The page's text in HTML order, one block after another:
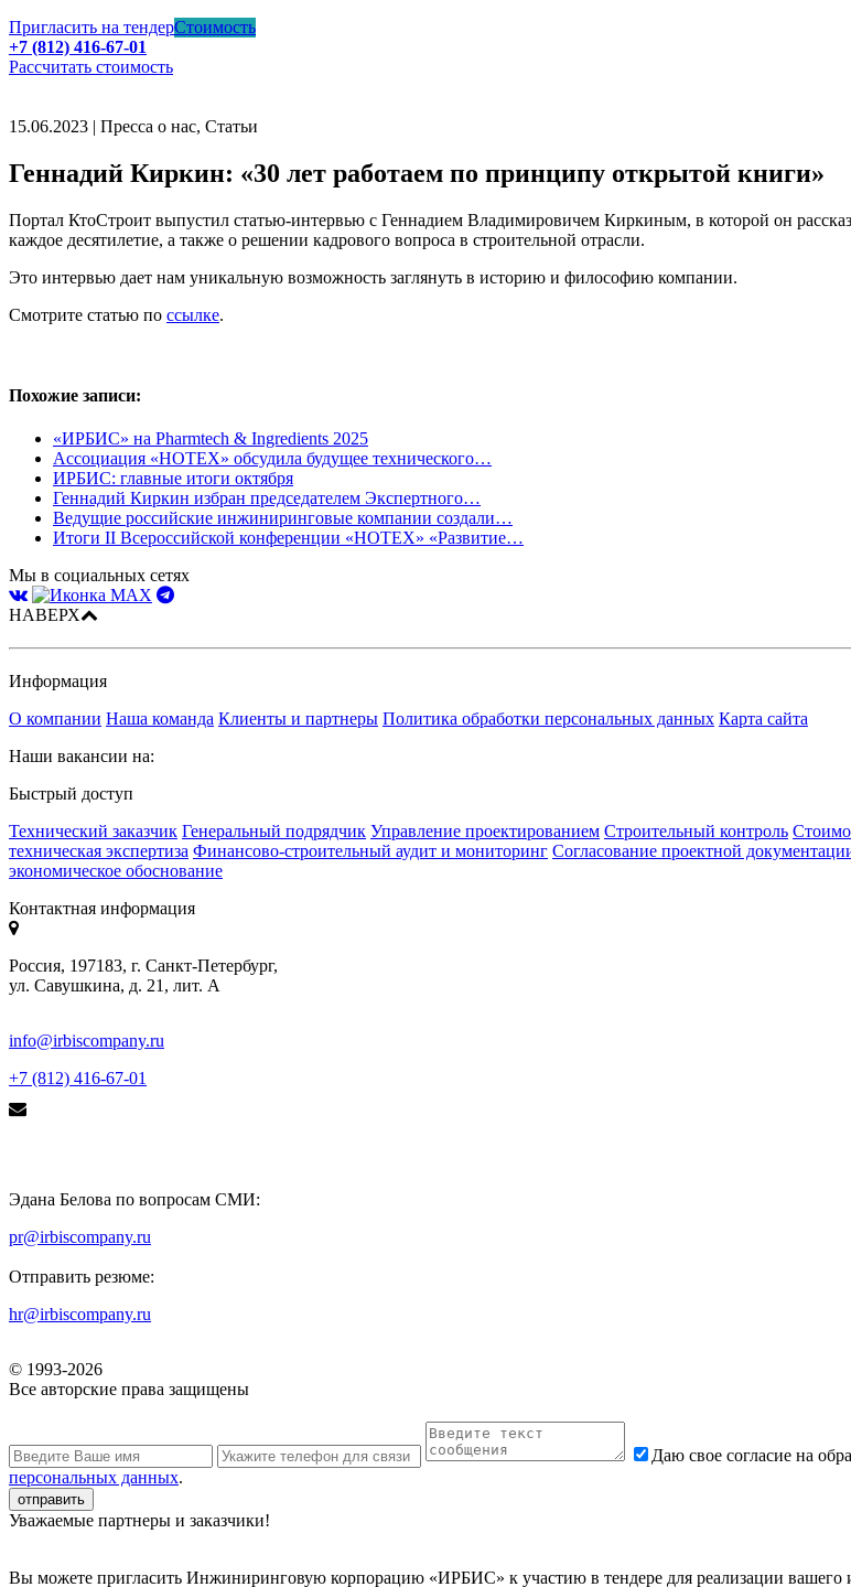
Пригласить на тендерСтоимость
+7 (812) 416-67-01
Рассчитать стоимость
15.06.2023 | Пресса о нас, Статьи
Геннадий Киркин: «30 лет работаем по принципу открытой книги»
Портал КтоСтроит выпустил статью-интервью с Геннадием Владимировичем Киркиным, в которой он
каждое десятилетие, а также о решении кадрового вопроса в строительной отрасли.
Это интервью дает нам уникальную возможность заглянуть в историю и философию компании.
Смотрите статью по ссылке.
Похожие записи:
«ИРБИС» на Pharmtech & Ingredients 2025
Ассоциация «НОТЕХ» обсудила будущее технического…
ИРБИС: главные итоги октября
Геннадий Киркин избран председателем Экспертного…
Ведущие российские инжиниринговые компании создали…
Итоги II Всероссийской конференции «НОТЕХ» «Развитие…
Мы в социальных сетях
НАВЕРХ
Информация
О компании Наша команда Клиенты и партнеры Политика обработки персональных данных Карта сайта
Наши вакансии на:
Быстрый доступ
Технический заказчик Генеральный подрядчик Управление проектированием Строительный контроль
техническая экспертиза Финансово-строительный аудит и мониторинг Согласование проектной
экономическое обоснование
Контактная информация
Россия, 197183, г. Санкт-Петербург,
ул. Савушкина, д. 21, лит. А
info@irbiscompany.ru
+7 (812) 416-67-01
Эдана Белова по вопросам СМИ:
pr@irbiscompany.ru
Отправить резюме:
hr@irbiscompany.ru
© 1993-2026
Все авторские права защищены
Даю свое согласие на
персональных данных.
Уважаемые партнеры и заказчики!
Вы можете пригласить Инжиниринговую корпорацию «ИРБИС» к участию в тендере для реализации вашего